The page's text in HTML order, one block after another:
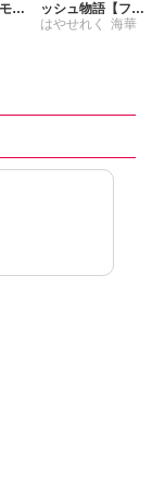
テ
～
ッシュ物語【フル
カラー版】【単行
はやせれく 海華